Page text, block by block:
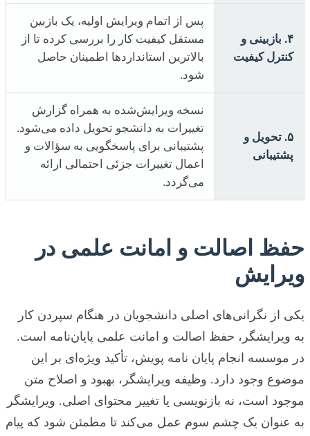
۴. بازبینی و
کنترل کیفیت
پس از اتمام ویرایش اولیه، یک بازبین
مستقل کیفیت کار را بررسی کرده تا از
بالاترین استانداردها اطمینان حاصل
شود.
۵. تحویل و
پشتیبانی
نسخه ویرایش‌شده به همراه گزارش
تغییرات به دانشجو تحویل داده می‌شود.
پشتیبانی برای پاسخگویی به سؤالات و
اعمال تغییرات جزئی احتمالی ارائه
می‌گردد.
حفظ اصالت و امانت علمی در
ویرایش
یکی از نگرانی‌های اصلی دانشجویان در هنگام سپردن کار
به ویرایشگر، حفظ اصالت و امانت علمی پایان‌نامه است.
در موسسه انجام پایان نامه پویش، تأکید ویژه‌ای بر این
موضوع وجود دارد. وظیفه ویرایشگر، بهبود و اصلاح متن
موجود است، نه بازنویسی یا تغییر محتوای اصلی. ویرایشگر
به عنوان یک چشم سوم عمل می‌کند تا مطمئن شود که پیام